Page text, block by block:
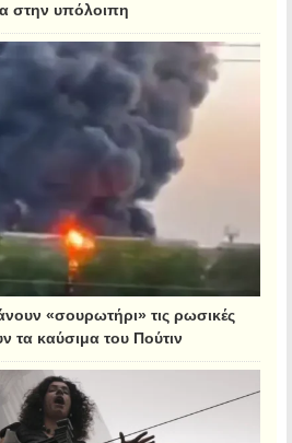
στην υπόλοιπη
«σουρωτήρι» τις ρωσικές
τα καύσιμα του Πούτιν